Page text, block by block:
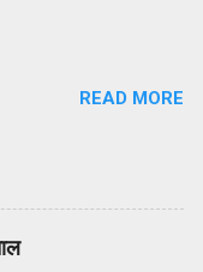
के इर्द-गिर्द घने और
READ MORE